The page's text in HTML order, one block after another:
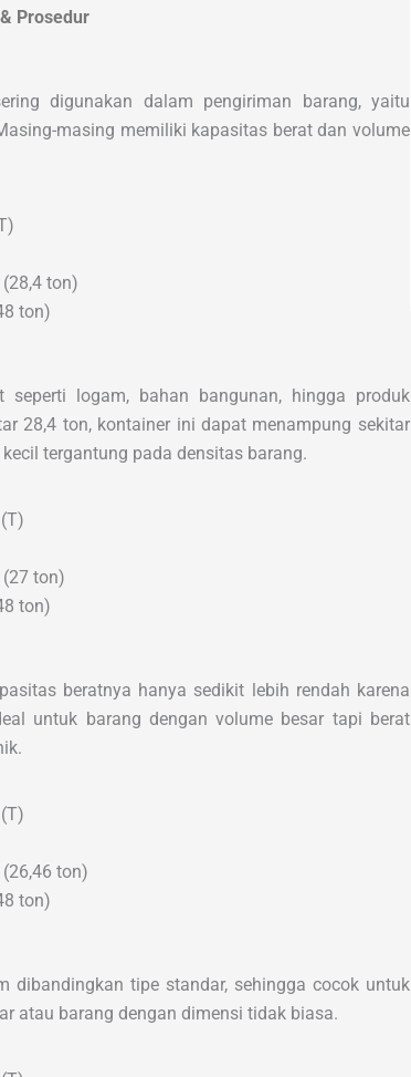
Prosedur
digunakan dalam pengiriman barang, yaitu
masing memiliki kapasitas berat dan volume
ton)
ton)
logam, bahan bangunan, hingga produk
28,4 ton, kontainer ini dapat menampung sekitar
tergantung pada densitas barang.
ton)
ton)
beratnya hanya sedikit lebih rendah karena
untuk barang dengan volume besar tapi berat
ton)
ton)
tipe standar, sehingga cocok untuk
atau barang dengan dimensi tidak biasa.